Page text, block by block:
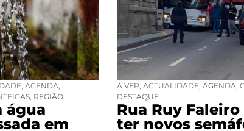
AGENDA
, REGIÃO
água
em
A VER ACTUALIDADE AGENDA
DESTAQUE
Rua Ruy Faleiro
ter novos